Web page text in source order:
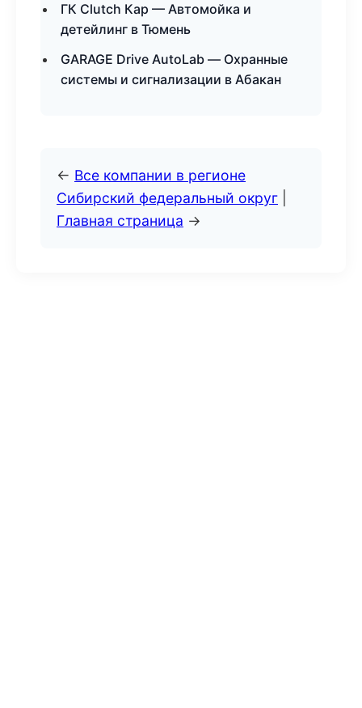
ГК Clutch Кар — Автомойка и
детейлинг в Тюмень
GARAGE Drive AutoLab — Охранные
системы и сигнализации в Абакан
← Все компании в регионе
Сибирский федеральный округ
Главная страница →